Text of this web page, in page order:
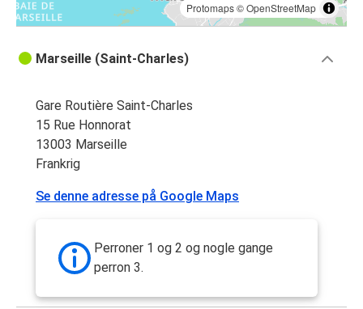
Protomaps©OpenStreetMap
Marseille (Saint-Charles)
Gare Routière Saint-Charles
15 Rue Honnorat
13003 Marseille
Frankrig
Se denne adresse på Google Maps
Perroner 1 og 2 og nogle gange
perron 3.